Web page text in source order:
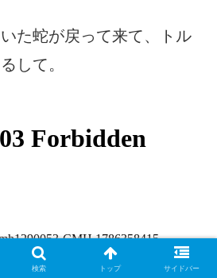
た蛇が戻って来て、トル
して。
検索 トップ サイドバー